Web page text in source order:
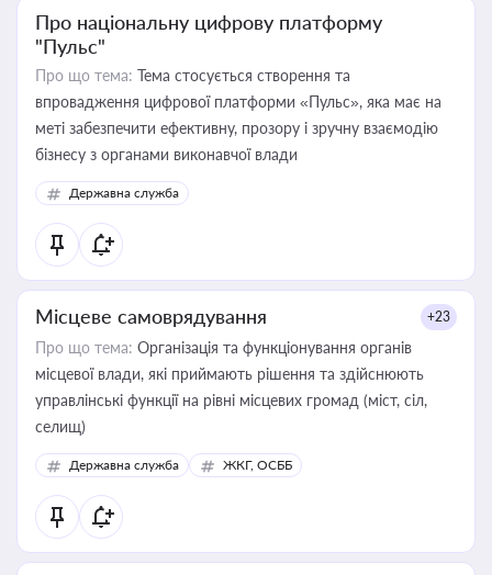
Про національну цифрову платформу
"Пульс"
Про що тема: Тема стосується створення та
впровадження цифрової платформи «Пульс», яка має на
меті забезпечити ефективну, прозору і зручну взаємодію
бізнесу з органами виконавчої влади
Державна служба
Місцеве самоврядування +23
Про що тема: Організація та функціонування органів
місцевої влади, які приймають рішення та здійснюють
управлінські функції на рівні місцевих громад (міст, сіл,
селищ)
Державна служба ЖКГ, ОСББ